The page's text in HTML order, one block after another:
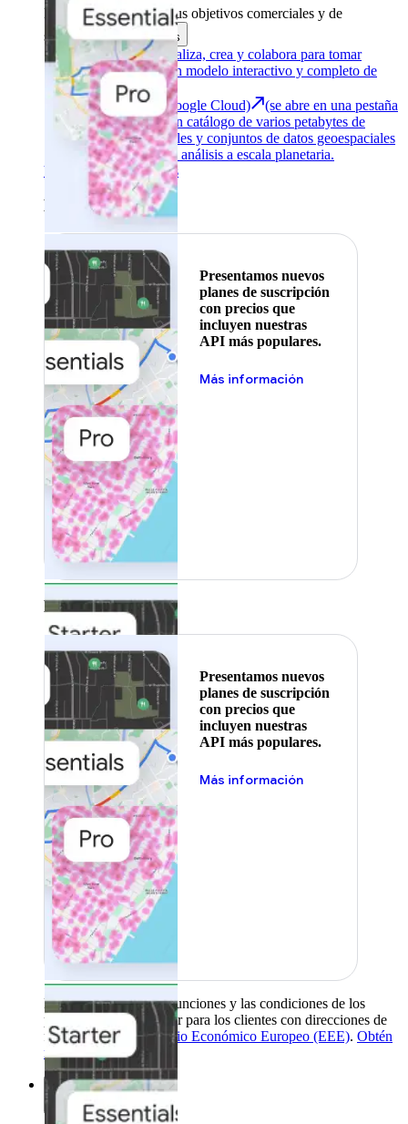
HerramientasAlcanza tus objetivos comerciales y de
sustentabilidad
Atrás
Google Earth Analiza, crea y colabora para tomar
decisiones con un modelo interactivo y completo de
nuestro mundo.
Earth Engine (Google Cloud)
(se abre en una pestaña
nueva)Explora un catálogo de varios petabytes de
imágenes satelitales y conjuntos de datos geoespaciales
con funciones de análisis a escala planetaria.
Ver todos los productos
Destacado
Presentamos nuevos
planes de suscripción
con precios que
incluyen nuestras
API más populares.
Más información
Destacado
Presentamos nuevos
planes de suscripción
con precios que
incluyen nuestras
API más populares.
Más información
La disponibilidad, las funciones y las condiciones de los
productos pueden variar para los clientes con direcciones de
facturación en elEspacio Económico Europeo (EEE). Obtén
más información .
Soluciones